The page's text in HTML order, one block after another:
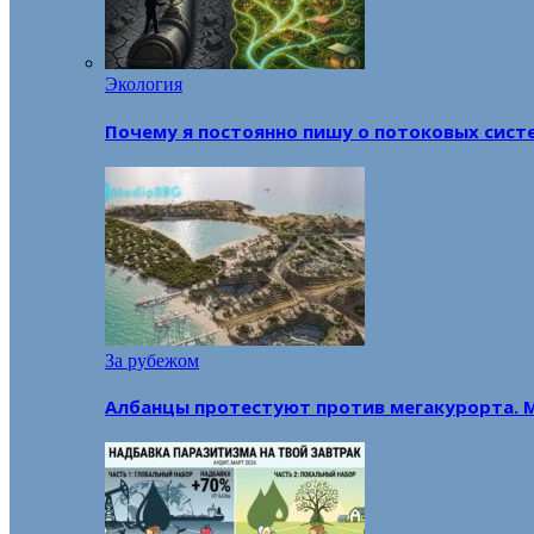
Экология
Почему я постоянно пишу о потоковых
За рубежом
Албанцы протестуют против мегакурорта.